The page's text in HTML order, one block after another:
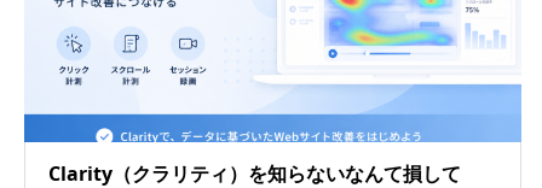
Clarity（クラリティ）を知らないなんて損して